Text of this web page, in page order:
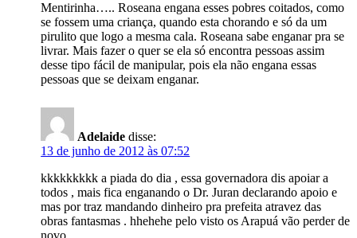
Mentirinha….. Roseana engana esses pobres coitados, como
se fossem uma criança, quando esta chorando e só da um
pirulito que logo a mesma cala. Roseana sabe enganar pra se
livrar. Mais fazer o quer se ela só encontra pessoas assim
desse tipo fácil de manipular, pois ela não engana essas
pessoas que se deixam enganar.
Adelaide disse:
13 de junho de 2012 às 07:52
kkkkkkkkk a piada do dia , essa governadora dis apoiar a
todos , mais fica enganando o Dr. Juran declarando apoio e
mas por traz mandando dinheiro pra prefeita atravez das
obras fantasmas . hhehehe pelo visto os Arapuá vão perder de
novo …